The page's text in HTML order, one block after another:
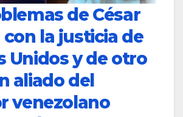
de César
la justicia de
Unidos y de otro
aliado del
venezolano